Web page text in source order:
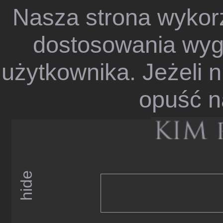
Nasza strona
dostosowania
użytkownika. Jeżeli
opuść
hide